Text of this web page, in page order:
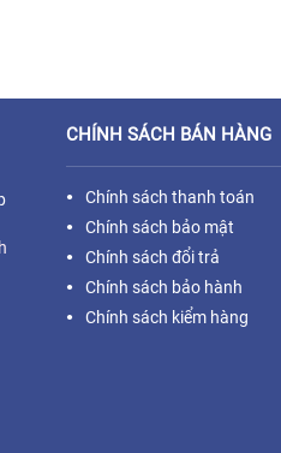
CHÍNH SÁCH BÁN HÀNG
Chính sách thanh toán
Chính sách bảo mật
Chính sách đổi trả
Chính sách bảo hành
Chính sách kiểm hàng